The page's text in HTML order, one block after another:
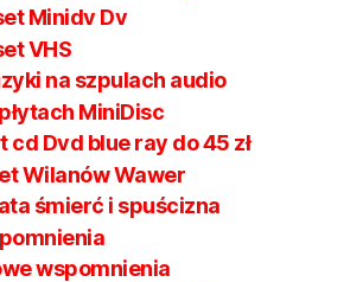
Minidv Dv
VHS
na szpulach audio
MiniDisc
cd Dvd blue ray do 45 zł
Wilanów Wawer
śmierć i spuścizna
wspomnienia